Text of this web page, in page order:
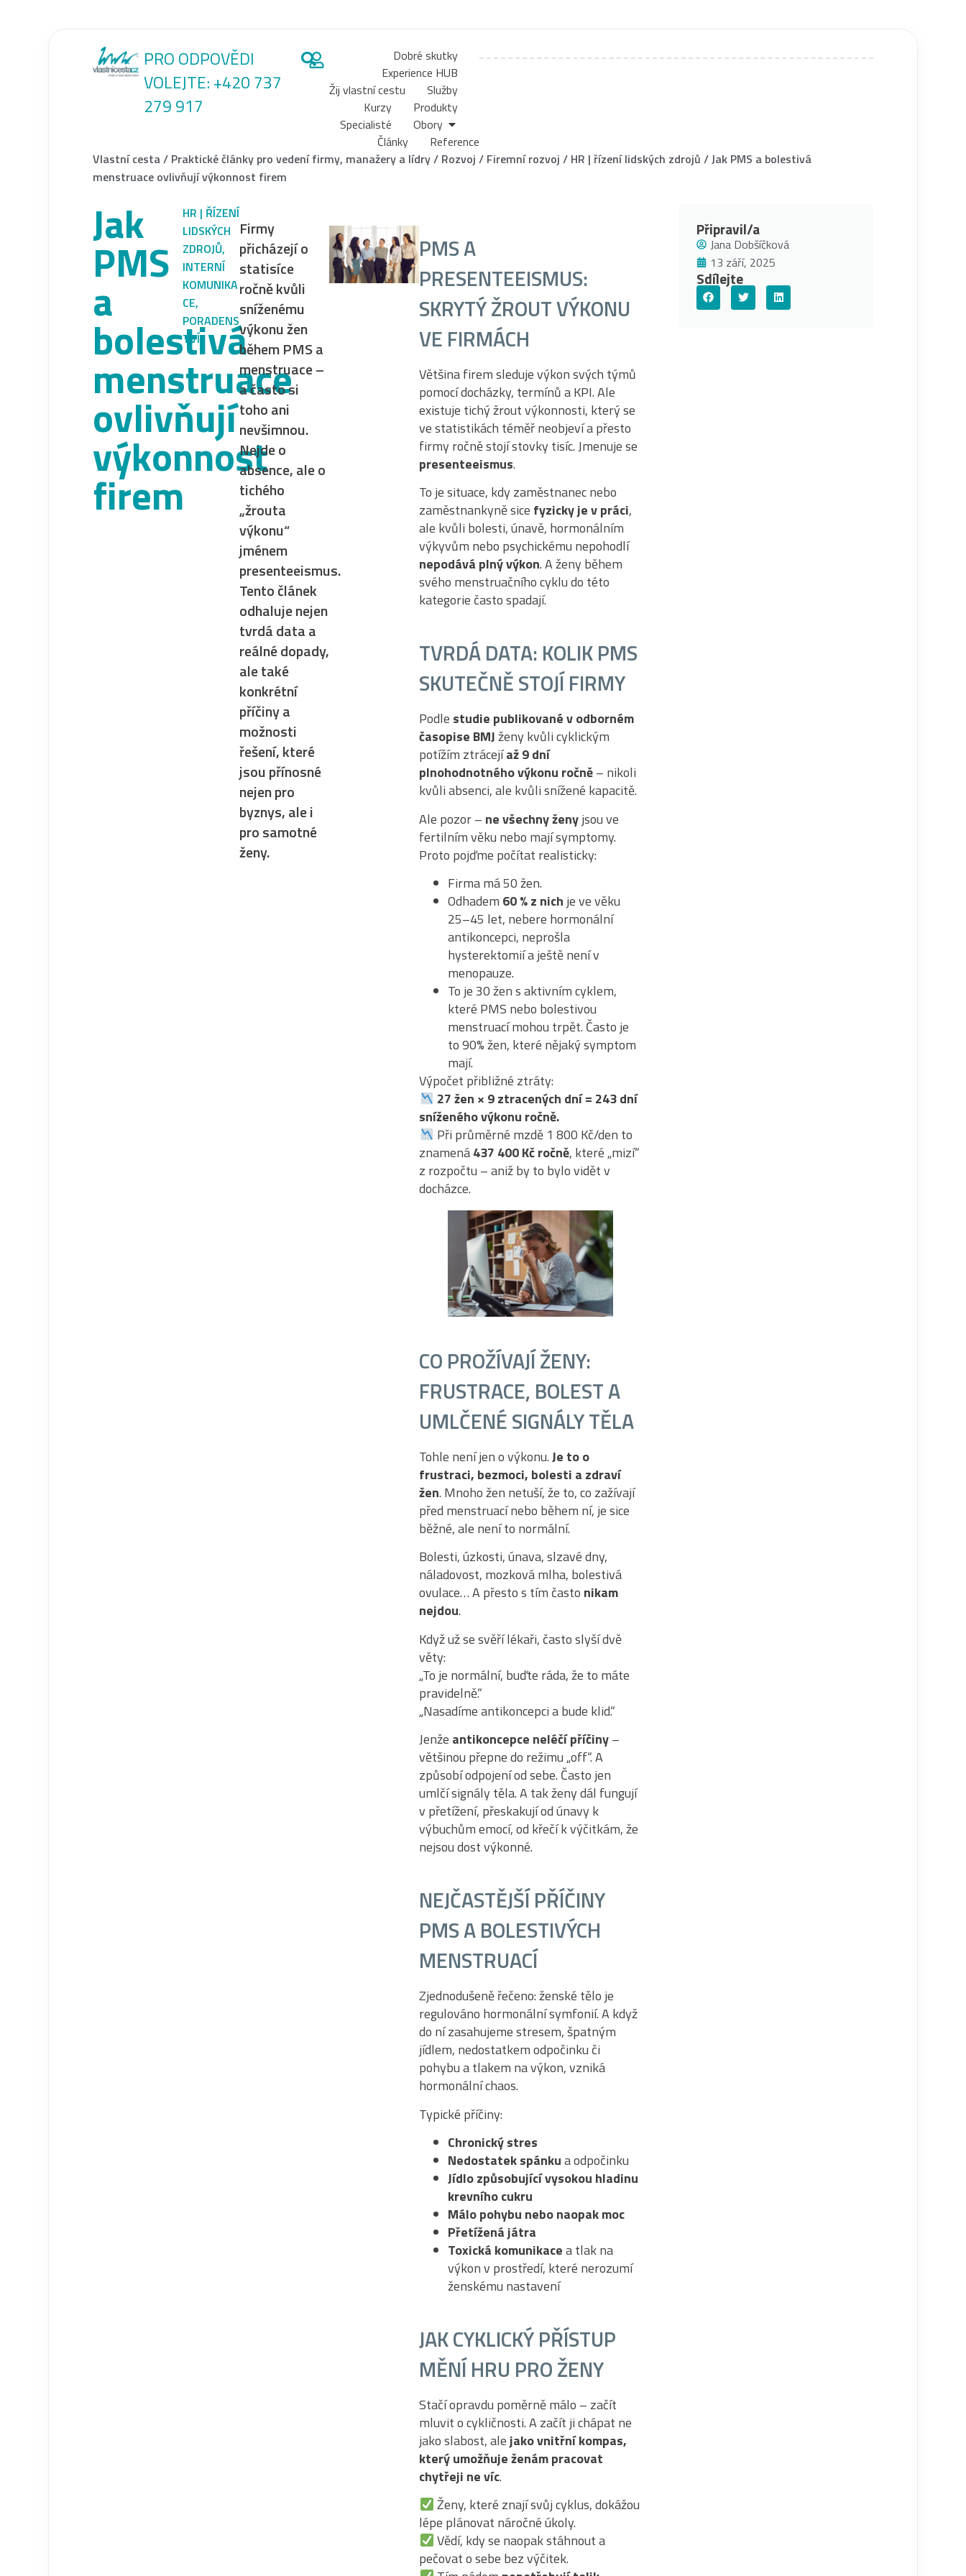
PRO ODPOVĚDI
VOLEJTE: +420 737
279 917
Dobré skutky
Experience HUB
Žij vlastní cestu
Služby
Kurzy
Produkty
Specialisté
Obory
Články
Reference
Vlastní cesta/ Praktické články pro vedení firmy, manažery a lídry/ Rozvoj / Firemní rozvoj / HR | řízení lidských zdrojů /Jak PMS a bolestivá
menstruace ovlivňují výkonnost firem
Jak
PMS
a
bolestivá
menstruace
ovlivňují
výkonnost
firem
HR | ŘÍZENÍ
LIDSKÝCH
ZDROJŮ,
INTERNÍ
KOMUNIKA
CE,
PORADENS
TVÍ
Firmy
přicházejí o
statisíce
ročně kvůli
sníženému
výkonu žen
během PMS a
menstruace –
a často si
toho ani
nevšimnou.
Nejde o
absence, ale o
tichého
„žrouta
výkonu“
jménem
presenteeismus.
Tento článek
odhaluje nejen
tvrdá data a
reálné dopady,
ale také
konkrétní
příčiny a
možnosti
řešení, které
jsou přínosné
nejen pro
byznys, ale i
pro samotné
ženy.
PMS A
PRESENTEEISMUS:
SKRYTÝ ŽROUT VÝKONU
VE FIRMÁCH
Většina firem sleduje výkon svých týmů
pomocí docházky, termínů a KPI. Ale
existuje tichý žrout výkonnosti, který se
ve statistikách téměř neobjeví a přesto
firmy ročně stojí stovky tisíc. Jmenuje se
presenteeismus.
To je situace, kdy zaměstnanec nebo
zaměstnankyně sice fyzicky je v práci,
ale kvůli bolesti, únavě, hormonálním
výkyvům nebo psychickému nepohodlí
nepodává plný výkon. A ženy během
svého menstruačního cyklu do této
kategorie často spadají.
TVRDÁ DATA: KOLIK PMS
SKUTEČNĚ STOJÍ FIRMY
Podle studie publikované v odborném
časopise BMJženy kvůli cyklickým
potížím ztrácejíaž 9 dní
plnohodnotného výkonu ročně– nikoli
kvůli absenci, ale kvůli snížené kapacitě.
Ale pozor – ne všechny ženyjsou ve
fertilním věku nebo mají symptomy.
Proto pojďme počítat realisticky:
Firma má 50 žen.
Odhadem 60 % z nich je ve věku
25–45 let, nebere hormonální
antikoncepci, neprošla
hysterektomií a ještě není v
menopauze.
To je 30 žen s aktivním cyklem,
které PMS nebo bolestivou
menstruací mohou trpět. Často je
to 90% žen, které nějaký symptom
mají.
Výpočet přibližné ztráty:
27 žen × 9 ztracených dní = 243 dní
sníženého výkonu ročně.
Při průměrné mzdě 1 800 Kč/den to
znamená437 400 Kč ročně, které „mizí“
z rozpočtu – aniž by to bylo vidět v
docházce.
CO PROŽÍVAJÍ ŽENY:
FRUSTRACE, BOLEST A
UMLČENÉ SIGNÁLY TĚLA
Tohle není jen o výkonu.Je to o
frustraci, bezmoci, bolesti a zdraví
žen. Mnoho žen netuší, že to, co zažívají
před menstruací nebo během ní, je sice
běžné, ale není to normální.
Bolesti, úzkosti, únava, slzavé dny,
náladovost, mozková mlha, bolestivá
ovulace… A přesto s tím často nikam
nejdou.
Když už se svěří lékaři, často slyší dvě
věty:
„To je normální, buďte ráda, že to máte
pravidelně.“
„Nasadíme antikoncepci a bude klid.“
Jenže antikoncepce neléčí příčiny–
většinou přepne do režimu „off“. A
způsobí odpojení od sebe. Často jen
umlčí signály těla. A tak ženy dál fungují
v přetížení, přeskakují od únavy k
výbuchům emocí, od křečí k výčitkám, že
nejsou dost výkonné.
NEJČASTĚJŠÍ PŘÍČINY
PMS A BOLESTIVÝCH
MENSTRUACÍ
Zjednodušeně řečeno: ženské tělo je
regulováno hormonální symfonií. A když
do ní zasahujeme stresem, špatným
jídlem, nedostatkem odpočinku či
pohybu a tlakem na výkon, vzniká
hormonální chaos.
Typické příčiny:
Chronický stres
Nedostatek spánkua odpočinku
Jídlo způsobující vysokou hladinu
krevního cukru
Málo pohybu nebo naopak moc
Přetížená játra
Toxická komunikacea tlak na
výkon v prostředí, které nerozumí
ženskému nastavení
JAK CYKLICKÝ PŘÍSTUP
MĚNÍ HRU PRO ŽENY
Stačí opravdu poměrně málo – začít
mluvit o cykličnosti. A začít ji chápat ne
jako slabost, alejako vnitřní kompas,
který umožňuje ženám pracovat
chytřeji ne víc.
Ženy, které znají svůj cyklus, dokážou
lépe plánovat náročné úkoly.
Vědí, kdy se naopak stáhnout a
pečovat o sebe bez výčitek.
Připravil/a
Jana Dobšíčková
13 září, 2025
Sdílejte